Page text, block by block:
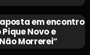
em encontro
Novo e
Morrerei”